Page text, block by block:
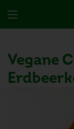
Vegane